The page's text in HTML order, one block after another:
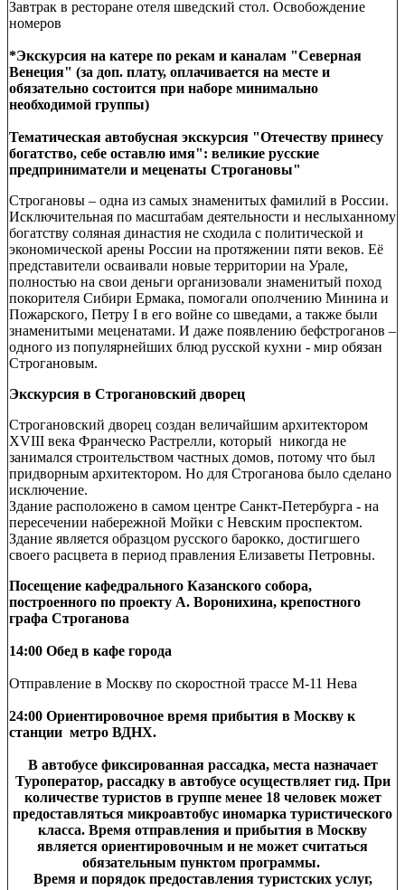
Завтрак в ресторане отеля шведский стол. Освобождение
номеров
*Экскурсия на катере по рекам и каналам "Северная
Венеция" (за доп. плату, оплачивается на месте и
обязательно состоится при наборе минимально
необходимой группы)
Тематическая автобусная экскурсия "Отечеству принесу
богатство, себе оставлю имя": великие русские
предприниматели и меценаты Строгановы"
Строгановы – одна из самых знаменитых фамилий в России.
Исключительная по масштабам деятельности и неслыханному
богатству соляная династия не сходила с политической и
экономической арены России на протяжении пяти веков. Её
представители осваивали новые территории на Урале,
полностью на свои деньги организовали знаменитый поход
покорителя Сибири Ермака, помогали ополчению Минина и
Пожарского, Петру I в его войне со шведами, а также были
знаменитыми меценатами. И даже появлению бефстроганов –
одного из популярнейших блюд русской кухни - мир обязан
Строгановым.
Экскурсия в Строгановский дворец
Строгановский дворец создан величайшим архитектором
XVIII века Франческо Растрелли, который никогда не
занимался строительством частных домов, потому что был
придворным архитектором. Но для Строганова было сделано
исключение.
Здание расположено в самом центре Санкт-Петербурга - на
пересечении набережной Мойки с Невским проспектом.
Здание является образцом русского барокко, достигшего
своего расцвета в период правления Елизаветы Петровны.
Посещение кафедрального Казанского собора,
построенного по проекту А. Воронихина, крепостного
графа Строганова
14:00 Обед в кафе города
Отправление в Москву по скоростной трассе М-11 Нева
24:00 Ориентировочное время прибытия в Москву к
станции метро ВДНХ.
В автобусе фиксированная рассадка, места назначает
Туроператор, рассадку в автобусе осуществляет гид. При
количестве туристов в группе менее 18 человек может
предоставляться микроавтобус иномарка туристического
класса. Время отправления и прибытия в Москву
является ориентировочным и не может считаться
обязательным пунктом программы.
Время и порядок предоставления туристских услуг,